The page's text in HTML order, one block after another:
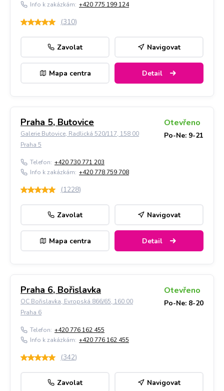
Info k zakázkám: +420 775 199 124
(310)
Zavolat Navigovat
Mapa centra Detail
Praha 5, Butovice
Galerie Butovice, Radlická 520/117, 158 00
Praha 5
Otevřeno
Po-Ne: 9-21
Telefon: +420 730 771 203
Info k zakázkám: +420 778 759 708
(1228)
Zavolat Navigovat
Mapa centra Detail
Praha 6, Bořislavka
OC Bořislavka, Evropská 866/65, 160 00
Praha 6
Otevřeno
Po-Ne: 8-20
Telefon: +420 776 162 455
Info k zakázkám: +420 776 162 455
(342)
Zavolat Navigovat